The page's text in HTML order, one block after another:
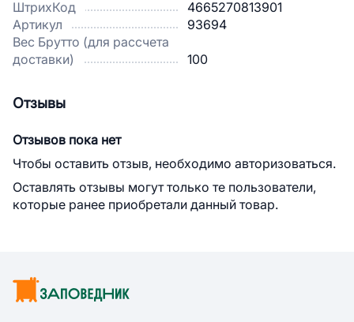
ШтрихКод
4665270813901
Артикул
93694
Вес Брутто (для рассчета
доставки)
100
Отзывы
Отзывов пока нет
Чтобы оставить отзыв, необходимо авторизоваться.
Оставлять отзывы могут только те пользователи,
которые ранее приобретали данный товар.